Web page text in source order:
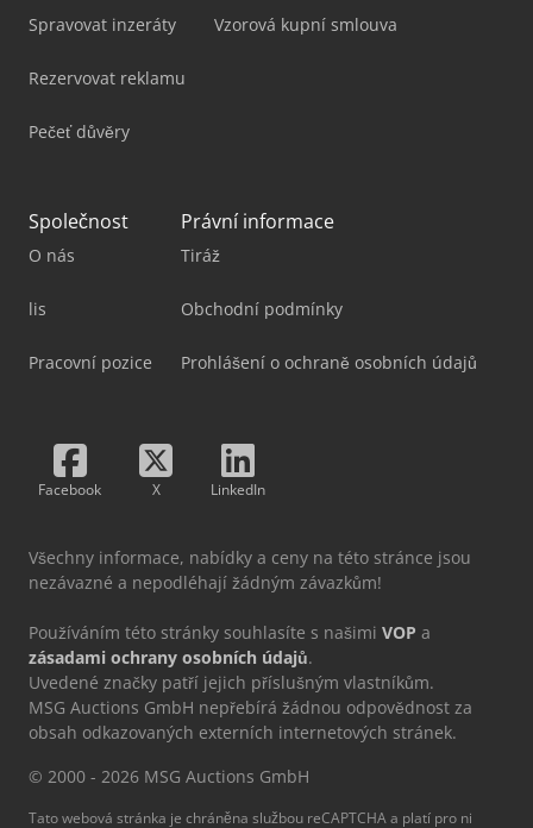
Spravovat inzeráty
Rezervovat reklamu
Pečeť důvěry
Vzorová kupní smlouva
Společnost
O nás
lis
Pracovní pozice
Právní informace
Tiráž
Obchodní podmínky
Prohlášení o ochraně osobních údajů
Facebook X LinkedIn
Všechny informace, nabídky a ceny na této stránce jsou
nezávazné a nepodléhají žádným závazkům!
Používáním této stránky souhlasíte s našimi VOP a
zásadami ochrany osobních údajů.
Uvedené značky patří jejich příslušným vlastníkům.
MSG Auctions GmbH nepřebírá žádnou odpovědnost za
obsah odkazovaných externích internetových stránek.
© 2000 - 2026 MSG Auctions GmbH
Tato webová stránka je chráněna službou reCAPTCHA a platí pro ni